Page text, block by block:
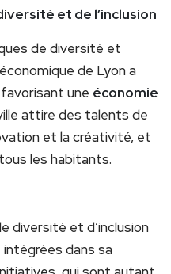
et de l’inclusion
de diversité et
de Lyon a
une économie
attire des talents de
et la créativité, et
les habitants.
diversité et d’inclusion
dans sa